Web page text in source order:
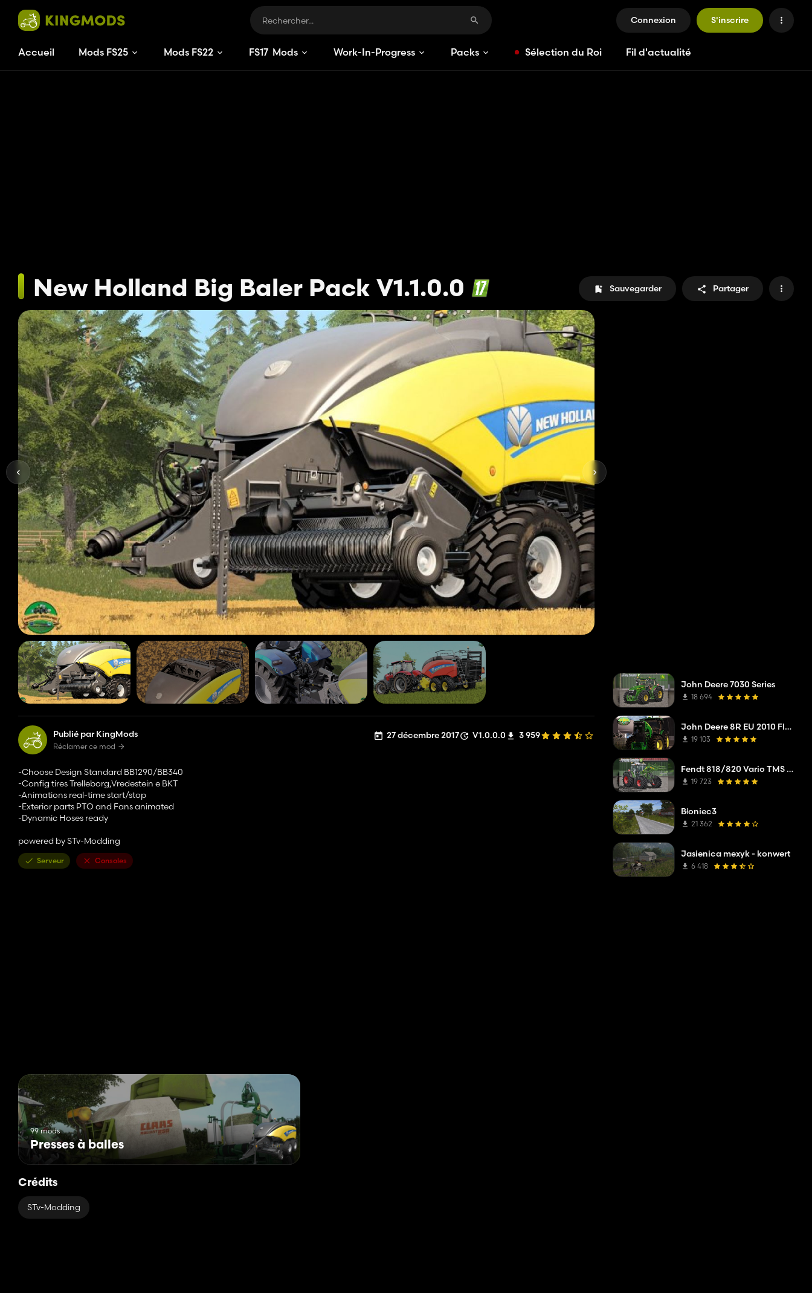
Connexion S'inscrire
Accueil Mods FS25 Mods FS22 FS17 Mods Work-In-Progress Packs Sélection du Roi Fil d'actualité
New Holland Big Baler Pack V1.1.0.0 Sauvegarder Partager
Publié par KingMods
Réclamer ce mod
27 décembre 2017 V1.0.0.0 3 959
-Choose Design Standard BB1290/BB340
-Config tires Trelleborg,Vredestein e BKT
-Animations real-time start/stop
-Exterior parts PTO and Fans animated
-Dynamic Hoses ready
powered by STv-Modding
Serveur Consoles
99 mods
Presses à balles
Crédits
STv-Modding
John Deere 7030 Series
18 694
John Deere 8R EU 2010 FINAL v2.1
19 103
Fendt 818/820 Vario TMS Full Pack
19 723
Błoniec3
21 362
Jasienica mexyk - konwert
6 418